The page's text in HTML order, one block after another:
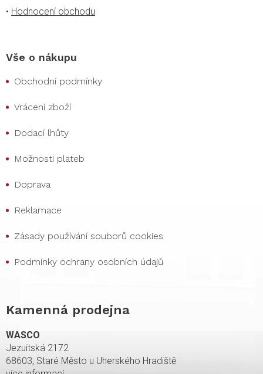
• Hodnocení obchodu
Vše o nákupu
Obchodní podmínky
Vrácení zboží
Dodací lhůty
Možnosti plateb
Doprava
Reklamace
Zásady používání souborů cookies
Podmínky ochrany osobních údajů
Kamenná prodejna
WASCO
Jezuitská 2172
68603, Staré Město u Uherského Hradiště